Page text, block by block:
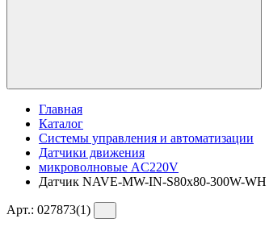
Главная
Каталог
Системы управления и автоматизации
Датчики движения
микроволновые AC220V
Датчик NAVE-MW-IN-S80x80-300W-
Арт.: 027873(1)